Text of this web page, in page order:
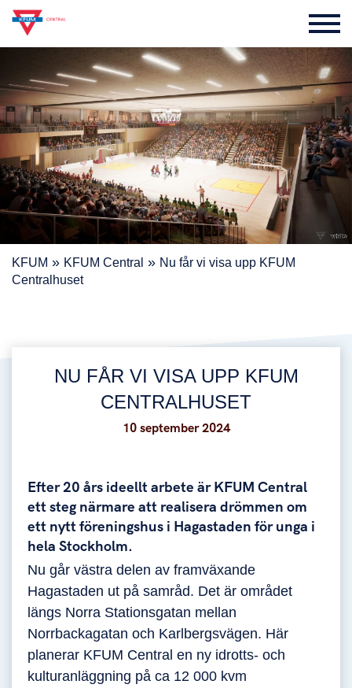
KFUM » KFUM Central » Nu får vi visa upp KFUM
Centralhuset
NU FÅR VI VISA UPP KFUM
CENTRALHUSET
10 september 2024
Efter 20 års ideellt arbete är KFUM Central
ett steg närmare att realisera drömmen om
ett nytt föreningshus i Hagastaden för unga i
hela Stockholm.
Nu går västra delen av framväxande
Hagastaden ut på samråd. Det är området
längs Norra Stationsgatan mellan
Norrbackagatan och Karlbergsvägen. Här
planerar KFUM Central en ny idrotts- och
kulturanläggning på ca 12 000 kvm